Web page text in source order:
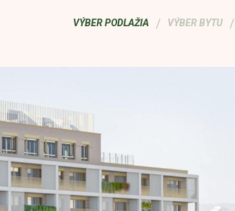
VÝBER PODLAŽIA / VÝBER BYTU /